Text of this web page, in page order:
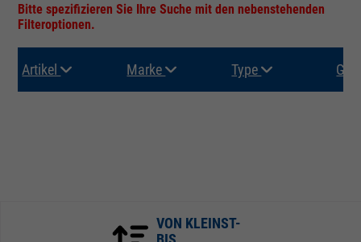
Bitte spezifizieren Sie Ihre Suche mit den nebenstehenden
Filteroptionen.
Artikel Marke Type
VON KLEINST-